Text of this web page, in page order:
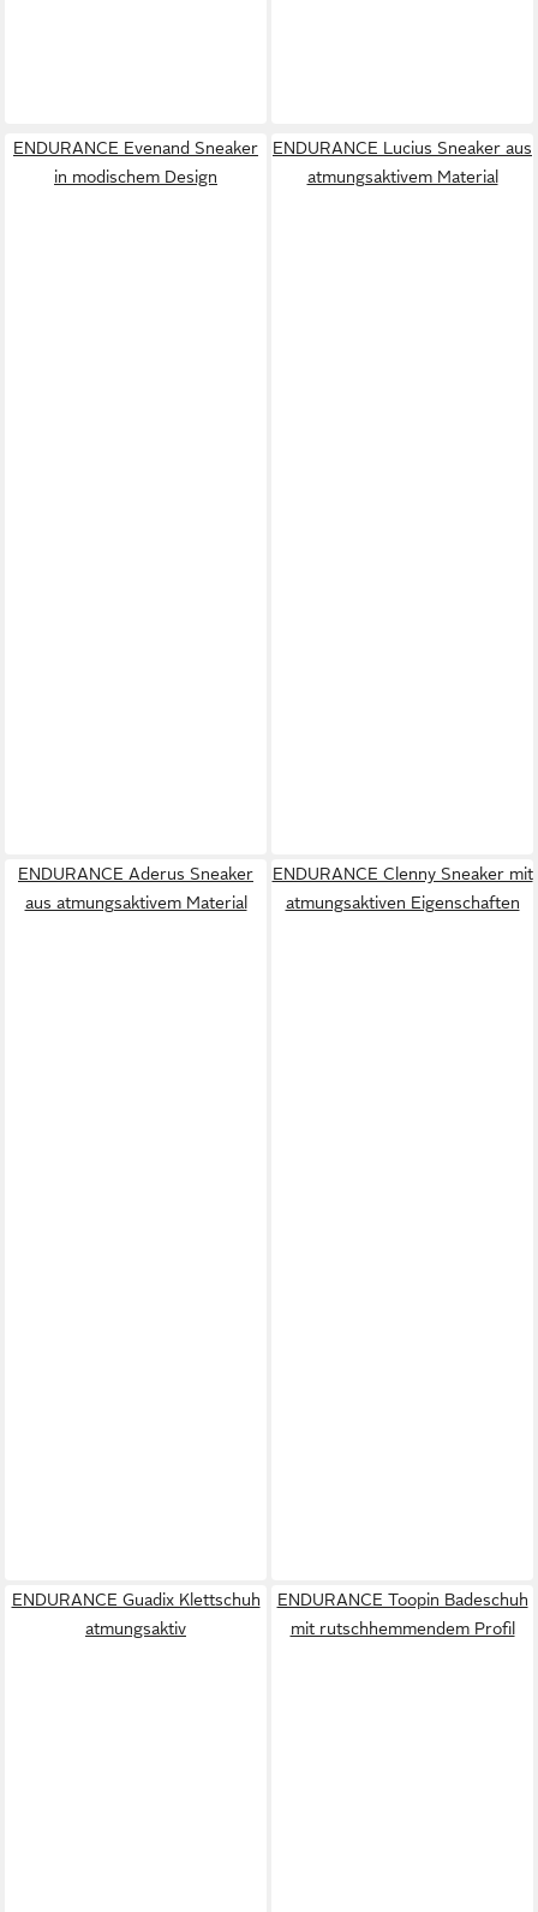
ENDURANCE Evenand Sneaker
in modischem Design
ENDURANCE Lucius Sneaker aus
atmungsaktivem Material
ENDURANCE Aderus Sneaker
aus atmungsaktivem Material
ENDURANCE Clenny Sneaker mit
atmungsaktiven Eigenschaften
ENDURANCE Guadix Klettschuh
atmungsaktiv
ENDURANCE Toopin Badeschuh
mit rutschhemmendem Profil